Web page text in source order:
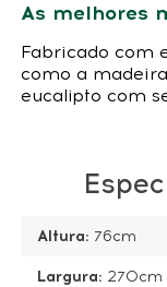
As melhores
Fabricado com
como a
eucalipto com
Altura: 76cm
Largura: 270cm